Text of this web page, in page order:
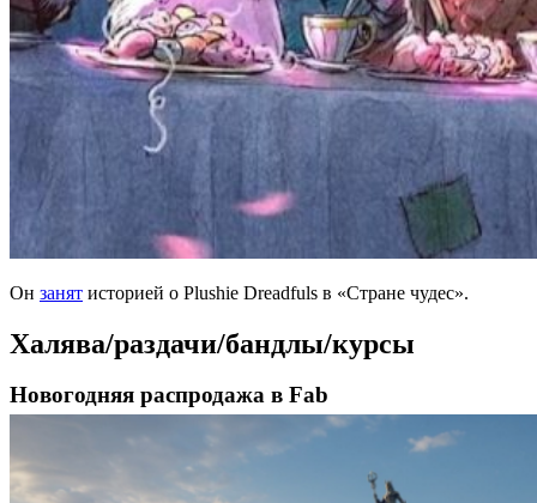
Он занят историей о Plushie Dreadfuls в «Стране чудес».
Халява/раздачи/бандлы/курсы
Новогодняя распродажа в Fab